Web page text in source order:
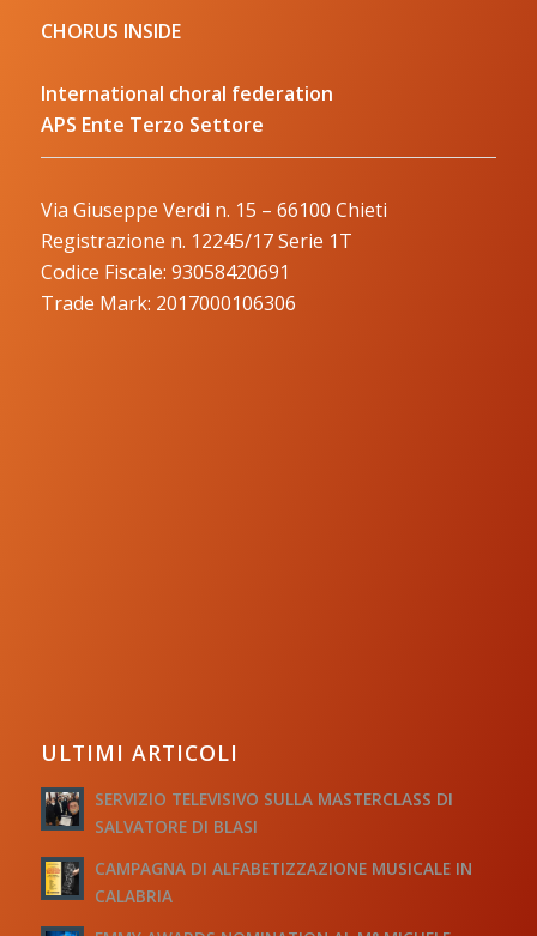
CHORUS INSIDE
International choral federation
APS Ente Terzo Settore
Via Giuseppe Verdi n. 15 – 66100 Chieti
Registrazione n. 12245/17 Serie 1T
Codice Fiscale: 93058420691
Trade Mark: 2017000106306
ULTIMI ARTICOLI
SERVIZIO TELEVISIVO SULLA MASTERCLASS DI
SALVATORE DI BLASI
CAMPAGNA DI ALFABETIZZAZIONE MUSICALE IN
CALABRIA